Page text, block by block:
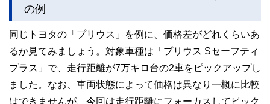
の例
同じトヨタの「プリウス」を例に、価格差がどれくらいあ
るか見てみましょう。対象車種は「プリウス Sセーフティ
プラス」で、走行距離が7万キロ台の2車をピックアップし
ました。なお、車両状態によって価格は異なり一概に比較
はできませんが、今回は走行距離にフォーカスしてピック